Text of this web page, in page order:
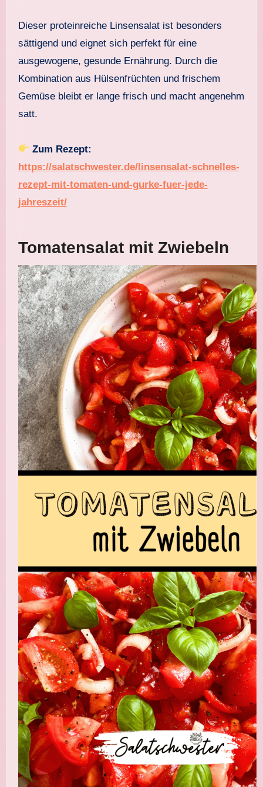
Dieser proteinreiche Linsensalat ist besonders
sättigend und eignet sich perfekt für eine
ausgewogene, gesunde Ernährung. Durch die
Kombination aus Hülsenfrüchten und frischem
Gemüse bleibt er lange frisch und macht angenehm
satt.
Zum Rezept:
https://salatschwester.de/linsensalat-schnelles-
rezept-mit-tomaten-und-gurke-fuer-jede-
jahreszeit/
Tomatensalat mit Zwiebeln